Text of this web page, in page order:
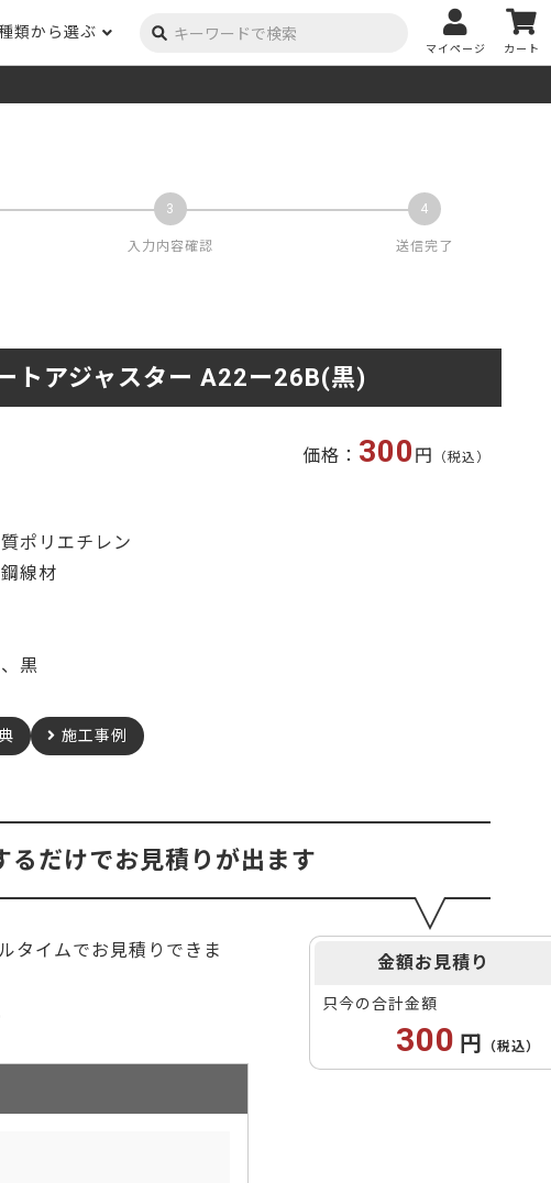
木材の性質および価格帯チャート
もくもく通信
木材辞典
木材用語辞典
澄
お買い物
類から選ぶ
ン（集成材
ゴム（集成材のみ）
メルクシパイン（集成材
のみ）
栓 楡
イトアッシ
/赤松（集
栗
ティ)
低圧メラミン（心材：パ
マイページ カート
入力内容確認 送信完了
トアジャスター A22ー26B(黒)
価格： 300 円 （税込）
ポリエチレン
線材
黒
施工事例
るだけでお見積りが出ます
タイムでお見積りできま
金額お見積り
只今の合計金額
300 円 （税込）